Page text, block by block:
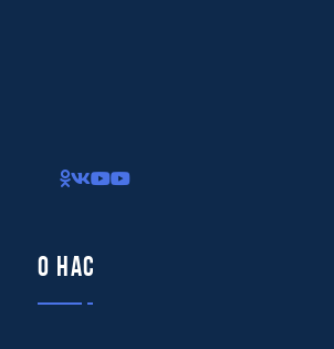
О нас